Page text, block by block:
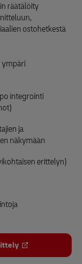
räätälöity
ostohetkestä
ympäri
integrointi
ja
näkymään
erittelyn)